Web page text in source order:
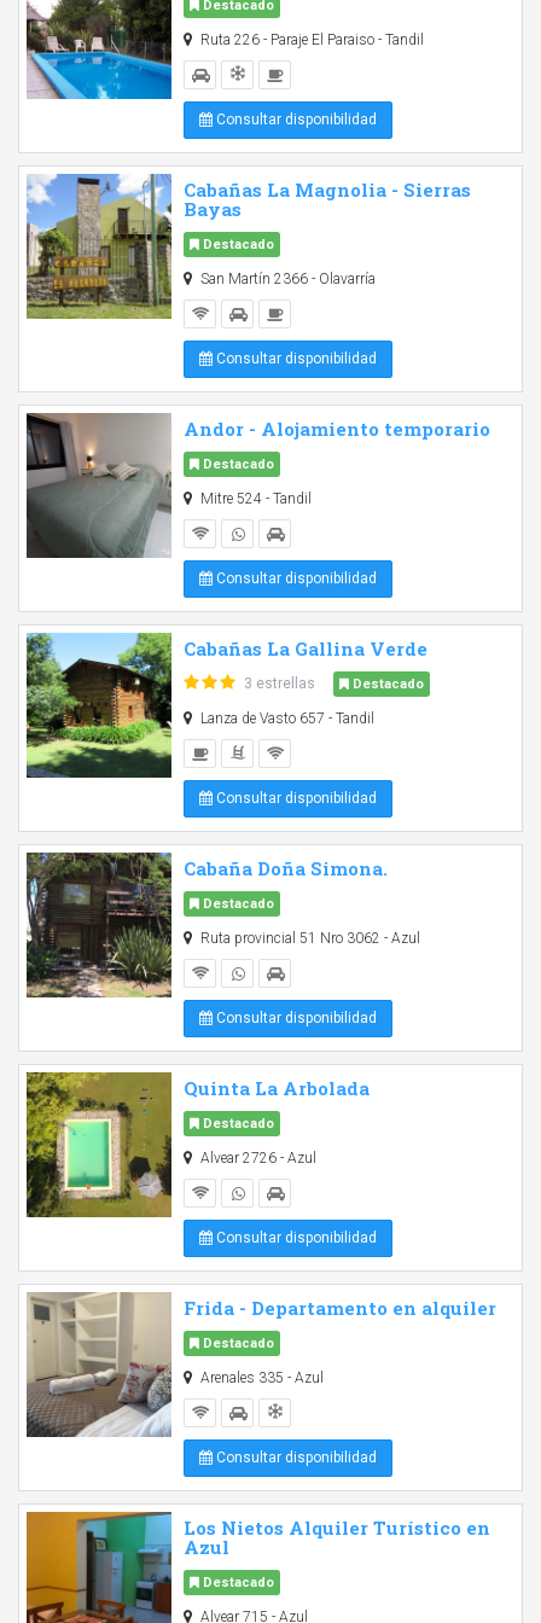
Destacado
Ruta 226 - Paraje El Paraiso - Tandil
Consultar disponibilidad
Cabañas La Magnolia - Sierras
Bayas
Destacado
San Martín 2366 - Olavarría
Consultar disponibilidad
Andor - Alojamiento temporario
Destacado
Mitre 524 - Tandil
Consultar disponibilidad
Cabañas La Gallina Verde
3 estrellas Destacado
Lanza de Vasto 657 - Tandil
Consultar disponibilidad
Cabaña Doña Simona.
Destacado
Ruta provincial 51 Nro 3062 - Azul
Consultar disponibilidad
Quinta La Arbolada
Destacado
Alvear 2726 - Azul
Consultar disponibilidad
Frida - Departamento en alquiler
Destacado
Arenales 335 - Azul
Consultar disponibilidad
Los Nietos Alquiler Turístico en
Azul
Destacado
Alvear 715 - Azul